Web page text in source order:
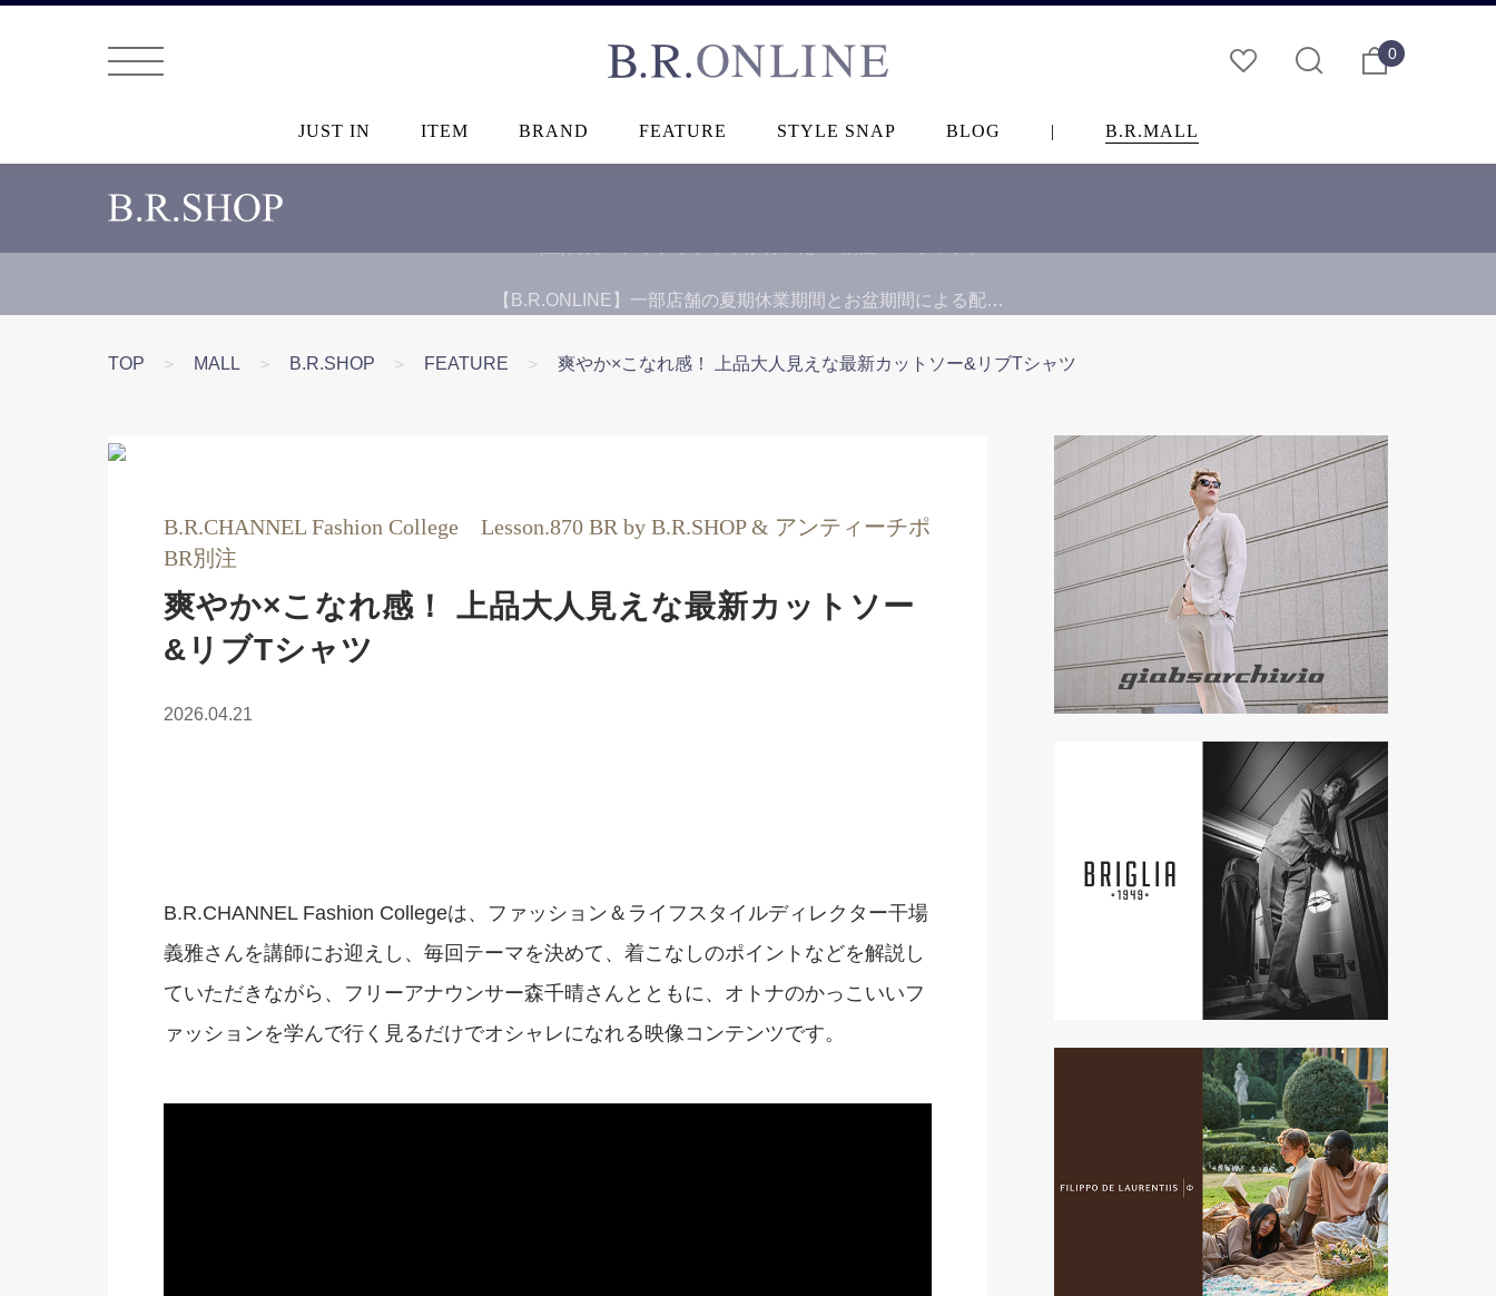
0
JUST IN ITEM BRAND FEATURE STYLE SNAP BLOG | B.R.MALL
TOP ＞ MALL ＞ B.R.SHOP ＞ FEATURE ＞ 爽やか×こなれ感！ 上品大人見えな最新カットソー&リブTシャツ
B.R.CHANNEL Fashion College Lesson.870 BR by B.R.SHOP & アンティーチポ
BR別注
爽やか×こなれ感！ 上品大人見えな最新カットソー
&リブTシャツ
2026.04.21
B.R.CHANNEL Fashion Collegeは、ファッション＆ライフスタイルディレクター干場
義雅さんを講師にお迎えし、毎回テーマを決めて、着こなしのポイントなどを解説し
ていただきながら、フリーアナウンサー森千晴さんとともに、オトナのかっこいいフ
ァッションを学んで行く見るだけでオシャレになれる映像コンテンツです。